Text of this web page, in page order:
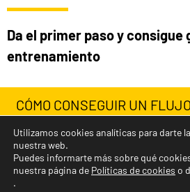
Da el primer paso y consigue
entrenamiento
CÓMO CONSEGUIR UN
CLIENTES EN
Aviso LegalPolítica de privacidad
Utilizamos cookies analíticas para darte
nuestra web.
Puedes informarte más sobre qué
nuestra página de Políticas de cookies o
.